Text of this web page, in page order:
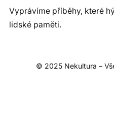
Vyprávíme příběhy, které
lidské paměti.
© 2025 Nekultura –